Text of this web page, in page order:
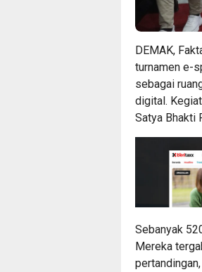
DEMAK,
turnamen e-
sebagai
digital.
Satya Bhakti
Sebanyak
Mereka